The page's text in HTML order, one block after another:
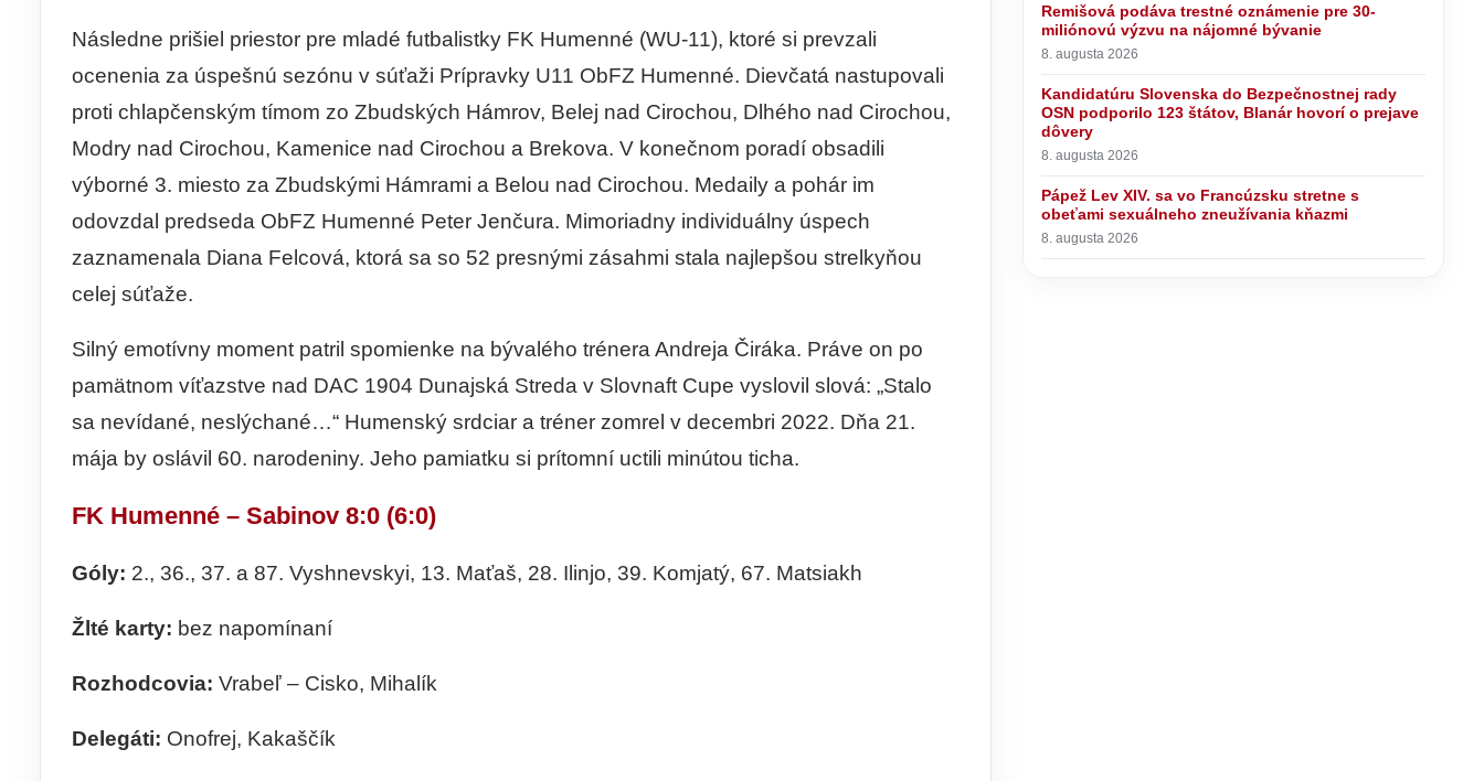
Následne prišiel priestor pre mladé futbalistky FK Humenné (WU-11), ktoré si prevzali
ocenenia za úspešnú sezónu v súťaži Prípravky U11 ObFZ Humenné. Dievčatá nastupovali
proti chlapčenským tímom zo Zbudských Hámrov, Belej nad Cirochou, Dlhého nad Cirochou,
Modry nad Cirochou, Kamenice nad Cirochou a Brekova. V konečnom poradí obsadili
výborné 3. miesto za Zbudskými Hámrami a Belou nad Cirochou. Medaily a pohár im
odovzdal predseda ObFZ Humenné Peter Jenčura. Mimoriadny individuálny úspech
zaznamenala Diana Felcová, ktorá sa so 52 presnými zásahmi stala najlepšou strelkyňou
celej súťaže.
Silný emotívny moment patril spomienke na bývalého trénera Andreja Čiráka. Práve on po
pamätnom víťazstve nad DAC 1904 Dunajská Streda v Slovnaft Cupe vyslovil slová: „Stalo
sa nevídané, neslýchané…“ Humenský srdciar a tréner zomrel v decembri 2022. Dňa 21.
mája by oslávil 60. narodeniny. Jeho pamiatku si prítomní uctili minútou ticha.
FK Humenné – Sabinov 8:0 (6:0)
Góly: 2., 36., 37. a 87. Vyshnevskyi, 13. Maťaš, 28. Ilinjo, 39. Komjatý, 67. Matsiakh
Žlté karty: bez napomínaní
Rozhodcovia: Vrabeľ – Cisko, Mihalík
Delegáti: Onofrej, Kakaščík
Remišová podáva trestné oznámenie pre 30-
miliónovú výzvu na nájomné bývanie
8. augusta 2026
Kandidatúru Slovenska do Bezpečnostnej rady
OSN podporilo 123 štátov, Blanár hovorí o prejave
dôvery
8. augusta 2026
Pápež Lev XIV. sa vo Francúzsku stretne s
obeťami sexuálneho zneužívania kňazmi
8. augusta 2026